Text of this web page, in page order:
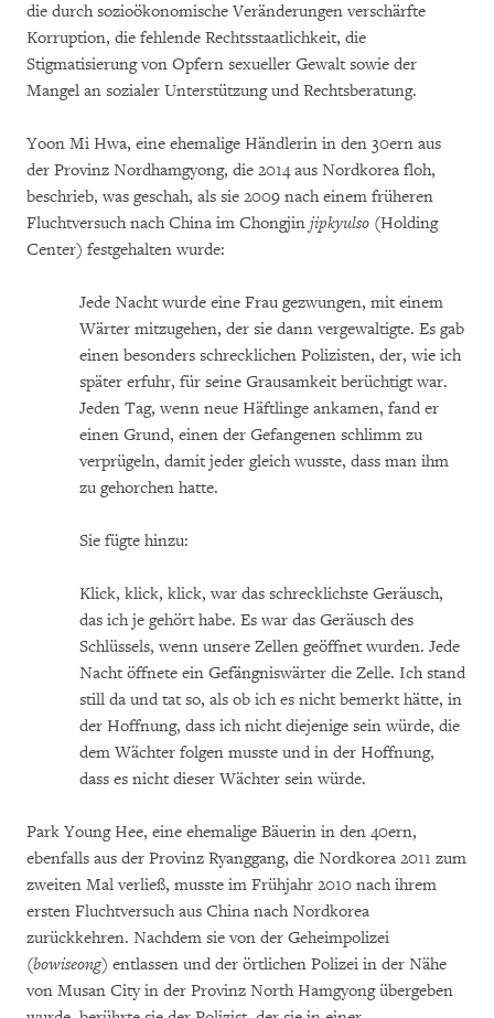
die durch sozioökonomische Veränderungen verschärfte
Korruption, die fehlende Rechtsstaatlichkeit, die
Stigmatisierung von Opfern sexueller Gewalt sowie der
Mangel an sozialer Unterstützung und Rechtsberatung.
Yoon Mi Hwa, eine ehemalige Händlerin in den 30ern aus
der Provinz Nordhamgyong, die 2014 aus Nordkorea floh,
beschrieb, was geschah, als sie 2009 nach einem früheren
Fluchtversuch nach China im Chongjin jipkyulso (Holding
Center) festgehalten wurde:
Jede Nacht wurde eine Frau gezwungen, mit einem
Wärter mitzugehen, der sie dann vergewaltigte. Es gab
einen besonders schrecklichen Polizisten, der, wie ich
später erfuhr, für seine Grausamkeit berüchtigt war.
Jeden Tag, wenn neue Häftlinge ankamen, fand er
einen Grund, einen der Gefangenen schlimm zu
verprügeln, damit jeder gleich wusste, dass man ihm
zu gehorchen hatte.
Sie fügte hinzu:
Klick, klick, klick, war das schrecklichste Geräusch,
das ich je gehört habe. Es war das Geräusch des
Schlüssels, wenn unsere Zellen geöffnet wurden. Jede
Nacht öffnete ein Gefängniswärter die Zelle. Ich stand
still da und tat so, als ob ich es nicht bemerkt hätte, in
der Hoffnung, dass ich nicht diejenige sein würde, die
dem Wächter folgen musste und in der Hoffnung,
dass es nicht dieser Wächter sein würde.
Park Young Hee, eine ehemalige Bäuerin in den 40ern,
ebenfalls aus der Provinz Ryanggang, die Nordkorea 2011 zum
zweiten Mal verließ, musste im Frühjahr 2010 nach ihrem
ersten Fluchtversuch aus China nach Nordkorea
zurückkehren. Nachdem sie von der Geheimpolizei
(bowiseong) entlassen und der örtlichen Polizei in der Nähe
von Musan City in der Provinz North Hamgyong übergeben